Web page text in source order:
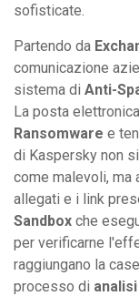
sofisticate.
Partendo da
comunicazione
sistema di Anti-
La posta
Ransomware e
di Kaspersky non
come malevoli, ma
allegati e i link
Sandbox che
per verificarne
raggiungano la
processo di